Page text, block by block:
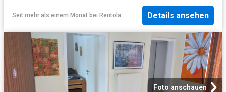
Seit mehr als einem Monat bei Rentola Details ansehen
Foto anschauen